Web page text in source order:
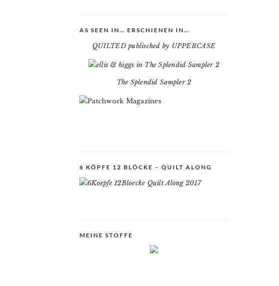
AS SEEN IN… ERSCHIENEN IN…
QUILTED publisched by UPPERCASE
The Splendid Sampler 2
6 KÖPFE 12 BLÖCKE – QUILT ALONG
MEINE STOFFE